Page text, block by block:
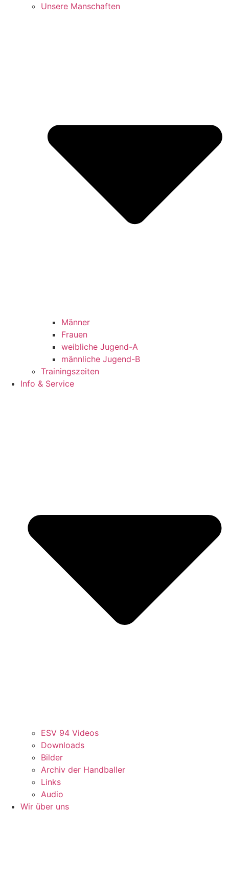
Unsere Manschaften
Männer
Frauen
weibliche Jugend-A
männliche Jugend-B
Trainingszeiten
Info & Service
ESV 94 Videos
Downloads
Bilder
Archiv der Handballer
Links
Audio
Wir über uns